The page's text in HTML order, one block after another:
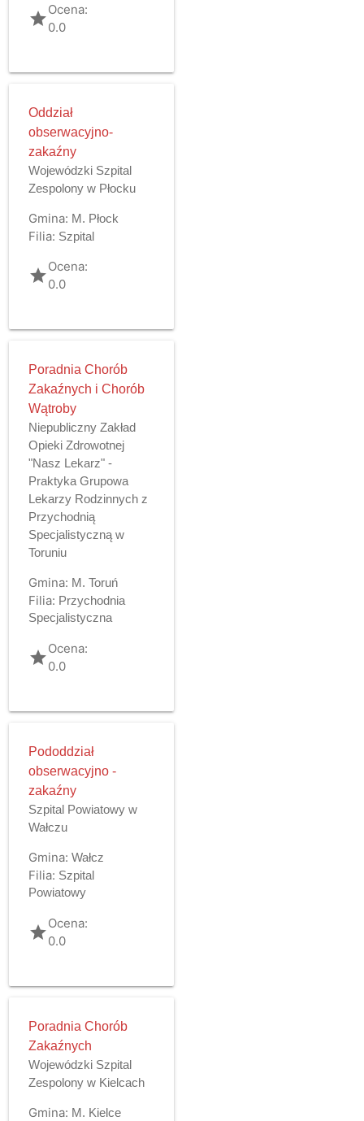
gradeOcena:
0.0
Oddział
obserwacyjno-
zakaźny
Wojewódzki Szpital
Zespolony w Płocku
Gmina: M. Płock
Filia: Szpital
gradeOcena:
0.0
Poradnia Chorób
Zakaźnych i Chorób
Wątroby
Niepubliczny Zakład
Opieki Zdrowotnej
"Nasz Lekarz" -
Praktyka Grupowa
Lekarzy Rodzinnych z
Przychodnią
Specjalistyczną w
Toruniu
Gmina: M. Toruń
Filia: Przychodnia
Specjalistyczna
gradeOcena:
0.0
Pododdział
obserwacyjno -
zakaźny
Szpital Powiatowy w
Wałczu
Gmina: Wałcz
Filia: Szpital
Powiatowy
gradeOcena:
0.0
Poradnia Chorób
Zakaźnych
Wojewódzki Szpital
Zespolony w Kielcach
Gmina: M. Kielce